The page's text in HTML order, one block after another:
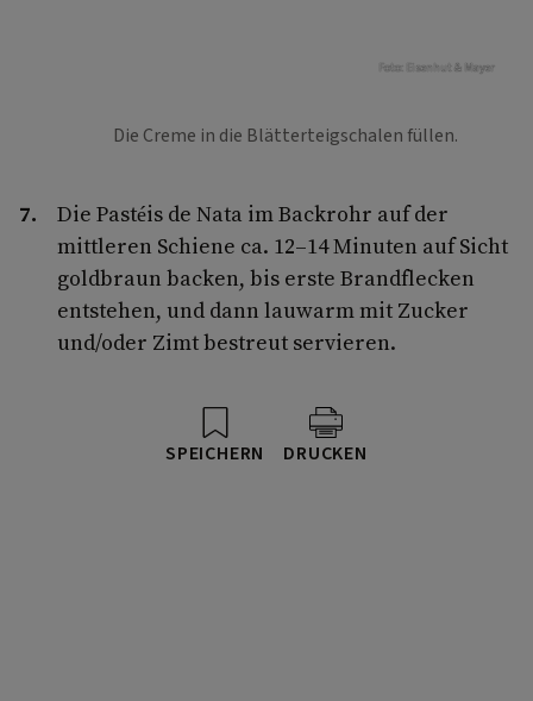
Foto: Eisenhut & Mayer
Die Creme in die Blätterteigschalen füllen.
Die Pastéis de Nata im Backrohr auf der
mittleren Schiene ca. 12–14 Minuten auf Sicht
goldbraun backen, bis erste Brandflecken
entstehen, und dann lauwarm mit Zucker
und/oder Zimt bestreut servieren.
SPEICHERN DRUCKEN